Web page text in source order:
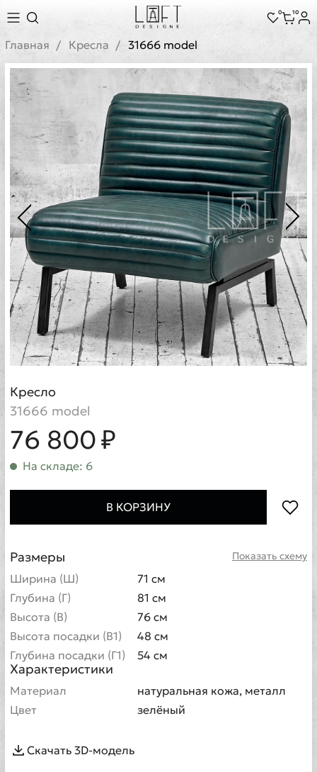
0 10
Главная Кресла 31666 model
Кресло
31666 model
76 800 ₽
На складе: 6
В КОРЗИНУ
Показать схему
Размеры
Ширина (Ш)
71 см
Глубина (Г)
81 см
Высота (В)
76 см
Высота посадки (В1)
48 см
Глубина посадки (Г1)
54 см
Характеристики
Материал
натуральная кожа, металл
Цвет
зелёный
Скачать 3D-модель